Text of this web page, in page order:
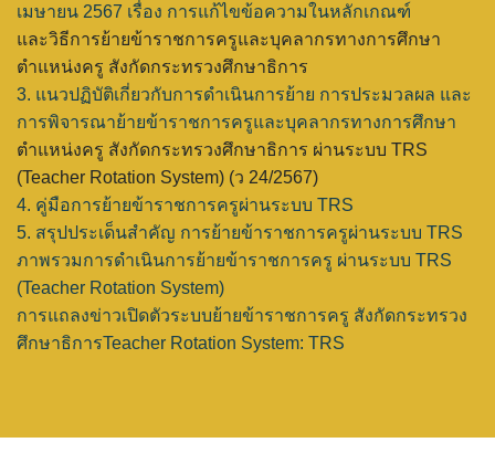
เมษายน 2567 เรื่อง การแก้ไขข้อความในหลักเกณฑ์
และวิธีการย้ายข้าราชการครูและบุคลากรทางการศึกษา
ตำแหน่งครู สังกัดกระทรวงศึกษาธิการ
3. แนวปฏิบัติเกี่ยวกับการดำเนินการย้าย การประมวลผล และ
การพิจารณาย้ายข้าราชการครูและบุคลากรทางการศึกษา
ตำแหน่งครู สังกัดกระทรวงศึกษาธิการ ผ่านระบบ TRS
(Teacher Rotation System) (ว 24/2567)
4. คู่มือการย้ายข้าราชการครูผ่านระบบ TRS
5. สรุปประเด็นสำคัญ การย้ายข้าราชการครูผ่านระบบ TRS
ภาพรวมการดำเนินการย้ายข้าราชการครู ผ่านระบบ TRS
(Teacher Rotation System)
การแถลงข่าวเปิดตัวระบบย้ายข้าราชการครู สังกัดกระทรวง
ศึกษาธิการTeacher Rotation System: TRS